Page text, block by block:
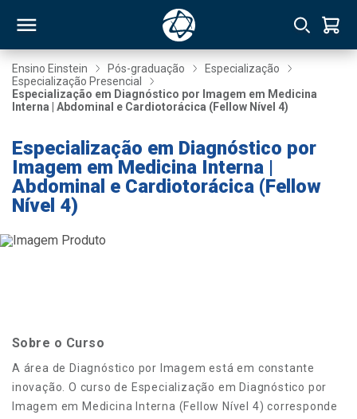
Ensino Einstein Pós-graduação
Especialização
Especialização Presencial
Especialização em Diagnóstico por Imagem em Medicina
Interna | Abdominal e Cardiotorácica (Fellow Nível 4)
Especialização em Diagnóstico por
Imagem em Medicina Interna |
Abdominal e Cardiotorácica (Fellow
Nível 4)
Sobre o Curso
A área de Diagnóstico por Imagem está em constante
inovação. O curso de Especialização em Diagnóstico por
Imagem em Medicina Interna (Fellow Nível 4) corresponde